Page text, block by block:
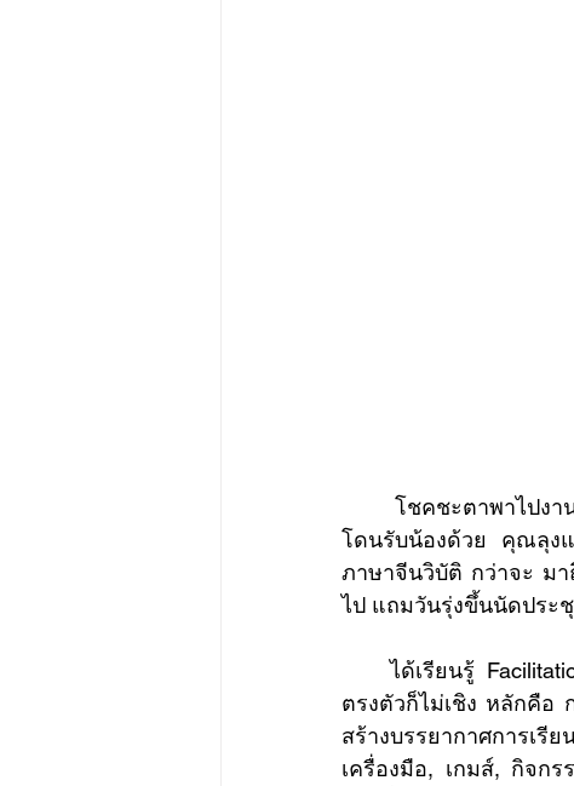
โดนรับน้องด้วย คุณลุง
ภาษาจีนวิบัติ กว่าจะ ม
ไป แถมวันรุ่งขึ้นนัดประ
ได้เรียนรู้
ตรงตัวก็ไม่เชิง หลักคือ
สร้างบรรยากาศการเ
เครื่องมือ, เกมส์, กิจก